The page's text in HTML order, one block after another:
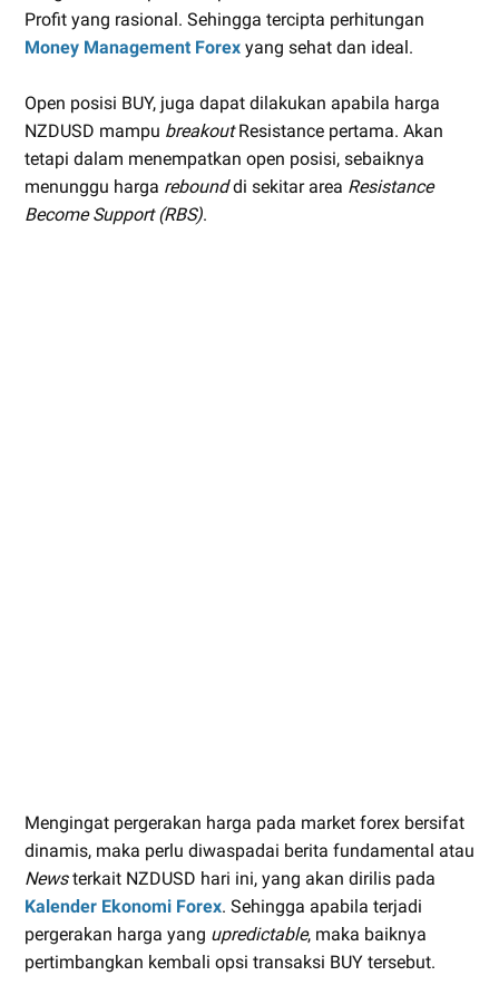
Profit yang rasional. Sehingga tercipta perhitungan
Money Management Forex yang sehat dan ideal.
Open posisi BUY, juga dapat dilakukan apabila harga
NZDUSD mampu breakoutResistance pertama. Akan
tetapi dalam menempatkan open posisi, sebaiknya
menunggu harga rebounddi sekitar area Resistance
Become Support (RBS).
Mengingat pergerakan harga pada market forex bersifat
dinamis, maka perlu diwaspadai berita fundamental atau
Newsterkait NZDUSD hari ini, yang akan dirilis pada
Kalender Ekonomi Forex. Sehingga apabila terjadi
pergerakan harga yang upredictable, maka baiknya
pertimbangkan kembali opsi transaksi BUY tersebut.